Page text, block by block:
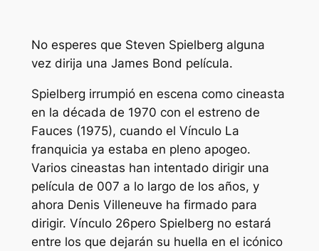
No esperes que Steven Spielberg alguna
vez dirija una James Bond película.
Spielberg irrumpió en escena como cineasta
en la década de 1970 con el estreno de
Fauces (1975), cuando el VínculoLa
franquicia ya estaba en pleno apogeo.
Varios cineastas han intentado dirigir una
película de 007 a lo largo de los años, y
ahora Denis Villeneuve ha firmado para
dirigir. Vínculo 26pero Spielberg no estará
entre los que dejarán su huella en el icónico